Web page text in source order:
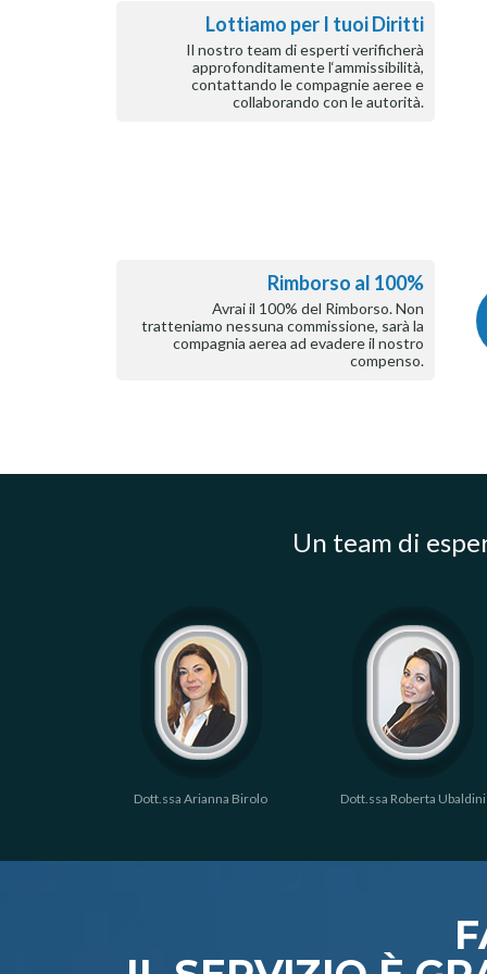
Lottiamo per I tuoi Diritti
Il nostro team di esperti verificherà
approfonditamente l‘ammissibilità,
contattando le compagnie aeree e
collaborando con le autorità.
Rimborso al 100%
Avrai il 100% del Rimborso. Non
tratteniamo nessuna commissione, sarà la
compagnia aerea ad evadere il nostro
compenso.
Un team di
Dott.ssa Arianna Birolo Dott.ssa Roberta Ubaldini